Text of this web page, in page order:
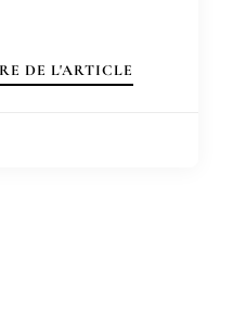
DE L'ARTICLE